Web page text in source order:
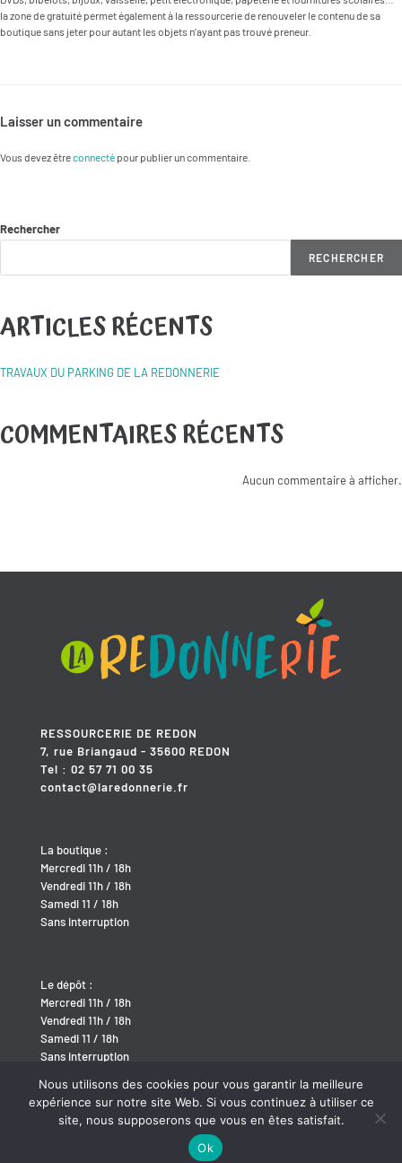
la zone de gratuité permet également à la ressourcerie de renouveler le contenu de sa
boutique sans jeter pour autant les objets n’ayant pas trouvé preneur.
Laisser un commentaire
Vous devez êtreconnecté pour publier un commentaire.
Rechercher
RECHERCHER
ARTICLES RÉCENTS
TRAVAUX DU PARKING DE LA REDONNERIE
COMMENTAIRES RÉCENTS
Aucun commentaire à afficher.
RESSOURCERIE DE REDON
7, rue Briangaud - 35600 REDON
Tel : 02 57 71 00 35
contact@laredonnerie.fr
La boutique :
Mercredi 11h / 18h
Vendredi 11h / 18h
Samedi 11 / 18h
Sans interruption
Le dépôt :
Mercredi 11h / 18h
Vendredi 11h / 18h
Samedi 11 / 18h
Sans interruption
BABEL-WEB
Nous utilisons des cookies pour vous garantir la meilleure
expérience sur notre site Web. Si vous continuez à utiliser ce
site, nous supposerons que vous en êtes satisfait.
Ok